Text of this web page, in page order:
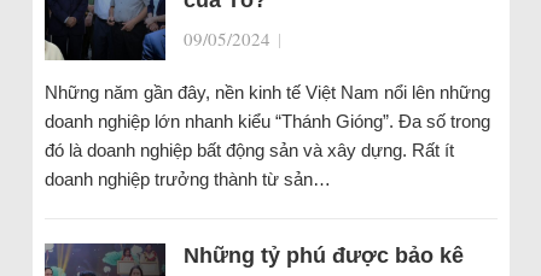
09/05/2024 |
Những năm gần đây, nền kinh tế Việt Nam nổi lên những
doanh nghiệp lớn nhanh kiểu “Thánh Gióng”. Đa số trong
đó là doanh nghiệp bất động sản và xây dựng. Rất ít
doanh nghiệp trưởng thành từ sản…
Những tỷ phú được bảo kê